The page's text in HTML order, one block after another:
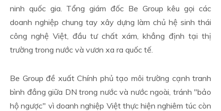
ninh quốc gia. Tổng giám đốc Be Group kêu gọi các
doanh nghiệp chung tay xây dựng làm chủ hệ sinh thái
công nghệ Việt, đầu tư chất xám, khẳng định tại thị
trường trong nước và vươn xa ra quốc tế.
Be Group đề xuất Chính phủ tạo môi trường cạnh tranh
bình đẳng giữa DN trong nước và nước ngoài, tránh "bảo
hộ ngược" vì doanh nghiệp Việt thực hiện nghiêm túc còn